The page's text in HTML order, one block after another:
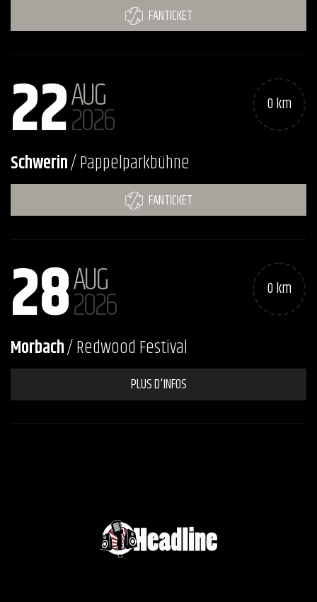
FANTICKET
22AUG
2026 0 km
Schwerin/ Pappelparkbühne
FANTICKET
28AUG
2026 0 km
Morbach/ Redwood Festival
PLUS D'INFOS